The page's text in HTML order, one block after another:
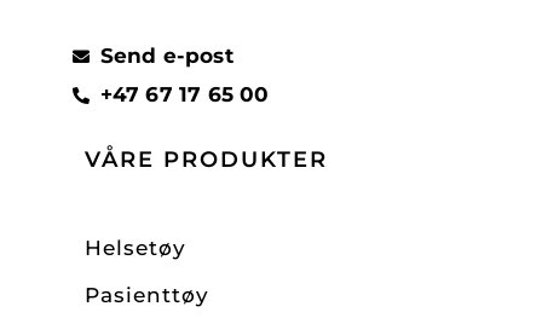
Send e-post
+47 67 17 65 00
VÅRE PRODUKTER
Helsetøy
Pasienttøy